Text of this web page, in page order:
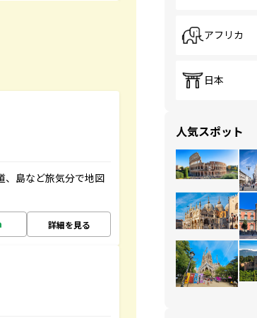
、島など旅気分で地図
詳細を見る
アフリカ
日本
人気スポット